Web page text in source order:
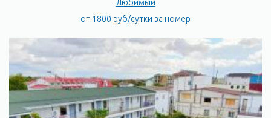
Любимый
от 1800 руб/сутки за номер